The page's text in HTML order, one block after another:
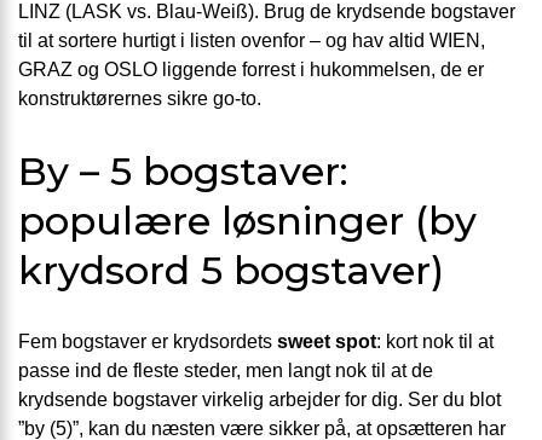
LINZ (LASK vs. Blau-Weiß). Brug de krydsende bogstaver
til at sortere hurtigt i listen ovenfor – og hav altid WIEN,
GRAZ og OSLO liggende forrest i hukommelsen, de er
konstruktørernes sikre go-to.
By – 5 bogstaver:
populære løsninger (by
krydsord 5 bogstaver)
Fem bogstaver er krydsordets sweet spot: kort nok til at
passe ind de fleste steder, men langt nok til at de
krydsende bogstaver virkelig arbejder for dig. Ser du blot
”by (5)”, kan du næsten være sikker på, at opsætteren har